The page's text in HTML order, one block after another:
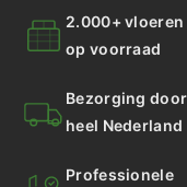
2.000+ vloeren
op voorraad
Bezorging door
heel Nederland
Professionele